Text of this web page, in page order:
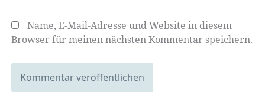
Name, E-Mail-Adresse und Website in diesem
Browser für meinen nächsten Kommentar speichern.